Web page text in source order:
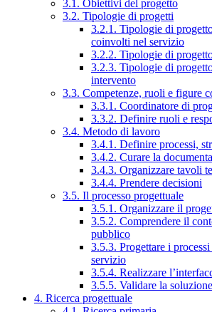
3.1. Obiettivi del progetto
3.2. Tipologie di progetti
3.2.1. Tipologie di
coinvolti nel servizio
3.2.2. Tipologie di
3.2.3. Tipologie di
intervento
3.3. Competenze, ruoli e figure
3.3.1. Coordinatore di
3.3.2. Definire ruoli e
3.4. Metodo di lavoro
3.4.1. Definire processi,
3.4.2. Curare la
3.4.3. Organizzare tavoli
3.4.4. Prendere decisioni
3.5. Il processo progettuale
3.5.1. Organizzare il
3.5.2. Comprendere il
pubblico
3.5.3. Progettare i processi
servizio
3.5.4. Realizzare
3.5.5. Validare la
4. Ricerca progettuale